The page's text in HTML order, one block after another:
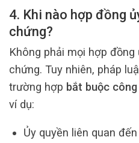
4. Khi nào hợp đồng
chứng?
Không phải mọi hợp
chứng. Tuy nhiên, pháp
trường hợp bắt buộc
ví dụ:
Ủy quyền liên quan